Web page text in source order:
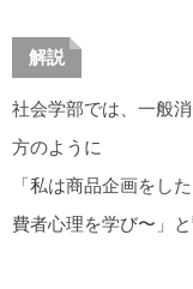
解説
社会学部では、一般
方のように
「私は商品企画をし
費者心理を学び〜」